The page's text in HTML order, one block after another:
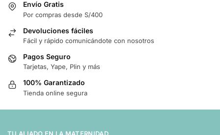
Envío Gratis
Por compras desde S/400
Devoluciones fáciles
Fácil y rápido comunicándote con nosotros
Pagos Seguro
Tarjetas, Yape, Plin y más
100% Garantizado
Tienda online segura